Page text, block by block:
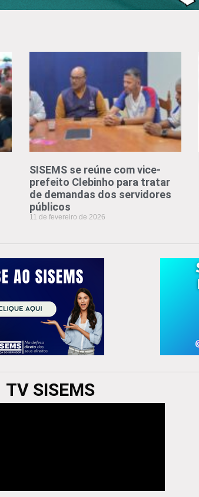
SISEMS se reúne com vice-
prefeito Clebinho para tratar
de demandas dos servidores
públicos
11 de fevereiro de 2026
TV SISEMS